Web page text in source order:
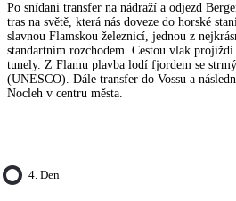
Po snídani transfer na nádraží a odjezd
tras na světě, která nás doveze do horské
slavnou Flamskou železnicí, jednou z
standartním rozchodem. Cestou vlak
tunely. Z Flamu plavba lodí fjordem se
(UNESCO). Dále transfer do Vossu a
Nocleh v centru města.
4. Den